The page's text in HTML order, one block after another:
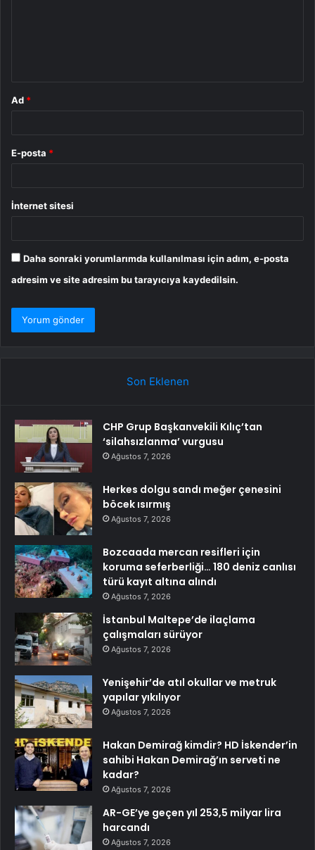
Ad *
E-posta *
İnternet sitesi
Daha sonraki yorumlarımda kullanılması için adım, e-posta
adresim ve site adresim bu tarayıcıya kaydedilsin.
Son Eklenen
CHP Grup Başkanvekili Kılıç’tan
‘silahsızlanma’ vurgusu
Ağustos 7, 2026
Herkes dolgu sandı meğer çenesini
böcek ısırmış
Ağustos 7, 2026
Bozcaada mercan resifleri için
koruma seferberliği… 180 deniz canlısı
türü kayıt altına alındı
Ağustos 7, 2026
İstanbul Maltepe’de ilaçlama
çalışmaları sürüyor
Ağustos 7, 2026
Yenişehir’de atıl okullar ve metruk
yapılar yıkılıyor
Ağustos 7, 2026
Hakan Demirağ kimdir? HD İskender’in
sahibi Hakan Demirağ’ın serveti ne
kadar?
Ağustos 7, 2026
AR-GE’ye geçen yıl 253,5 milyar lira
harcandı
Ağustos 7, 2026